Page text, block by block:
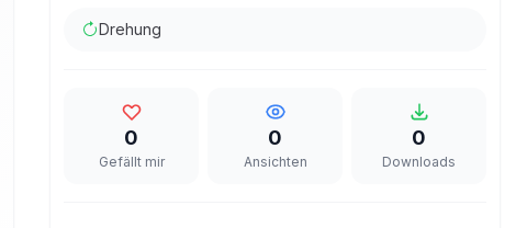
Drehung
0
Gefällt mir
0
Ansichten
0
Downloads